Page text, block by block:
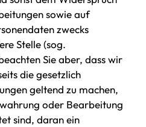
sowie auf
zwecks
Stelle (sog.
Sie aber, dass wir
die gesetzlich
geltend zu machen,
oder Bearbeitung
sind, daran ein